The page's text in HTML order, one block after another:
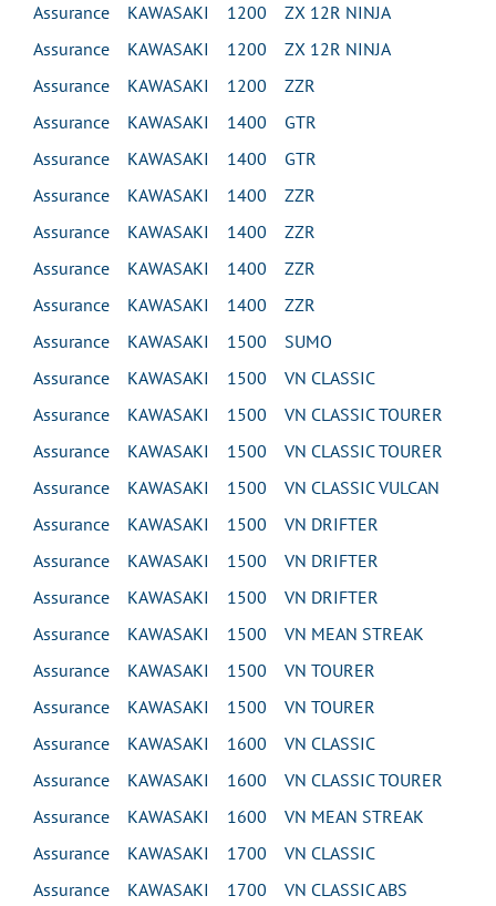
Assurance KAWASAKI 1200 ZX 12R NINJA
Assurance KAWASAKI 1200 ZX 12R NINJA
Assurance KAWASAKI 1200 ZZR
Assurance KAWASAKI 1400 GTR
Assurance KAWASAKI 1400 GTR
Assurance KAWASAKI 1400 ZZR
Assurance KAWASAKI 1400 ZZR
Assurance KAWASAKI 1400 ZZR
Assurance KAWASAKI 1400 ZZR
Assurance KAWASAKI 1500 SUMO
Assurance KAWASAKI 1500 VN CLASSIC
Assurance KAWASAKI 1500 VN CLASSIC TOURER
Assurance KAWASAKI 1500 VN CLASSIC TOURER
Assurance KAWASAKI 1500 VN CLASSIC VULCAN
Assurance KAWASAKI 1500 VN DRIFTER
Assurance KAWASAKI 1500 VN DRIFTER
Assurance KAWASAKI 1500 VN DRIFTER
Assurance KAWASAKI 1500 VN MEAN STREAK
Assurance KAWASAKI 1500 VN TOURER
Assurance KAWASAKI 1500 VN TOURER
Assurance KAWASAKI 1600 VN CLASSIC
Assurance KAWASAKI 1600 VN CLASSIC TOURER
Assurance KAWASAKI 1600 VN MEAN STREAK
Assurance KAWASAKI 1700 VN CLASSIC
Assurance KAWASAKI 1700 VN CLASSIC ABS